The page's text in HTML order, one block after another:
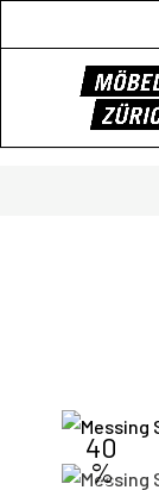
40
%